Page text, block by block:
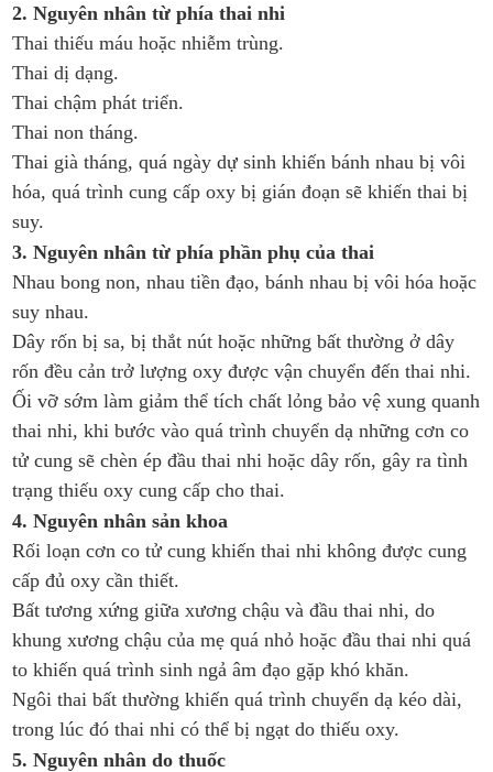
2. Nguyên nhân từ phía thai nhi
Thai thiếu máu hoặc nhiễm trùng.
Thai dị dạng.
Thai chậm phát triển.
Thai non tháng.
Thai già tháng, quá ngày dự sinh khiến bánh nhau bị vôi
hóa, quá trình cung cấp oxy bị gián đoạn sẽ khiến thai bị
suy.
3. Nguyên nhân từ phía phần phụ của thai
Nhau bong non, nhau tiền đạo, bánh nhau bị vôi hóa hoặc
suy nhau.
Dây rốn bị sa, bị thắt nút hoặc những bất thường ở dây
rốn đều cản trở lượng oxy được vận chuyển đến thai nhi.
Ối vỡ sớm làm giảm thể tích chất lỏng bảo vệ xung quanh
thai nhi, khi bước vào quá trình chuyển dạ những cơn co
tử cung sẽ chèn ép đầu thai nhi hoặc dây rốn, gây ra tình
trạng thiếu oxy cung cấp cho thai.
4. Nguyên nhân sản khoa
Rối loạn cơn co tử cung khiến thai nhi không được cung
cấp đủ oxy cần thiết.
Bất tương xứng giữa xương chậu và đầu thai nhi, do
khung xương chậu của mẹ quá nhỏ hoặc đầu thai nhi quá
to khiến quá trình sinh ngả âm đạo gặp khó khăn.
Ngôi thai bất thường khiến quá trình chuyển dạ kéo dài,
trong lúc đó thai nhi có thể bị ngạt do thiếu oxy.
5. Nguyên nhân do thuốc